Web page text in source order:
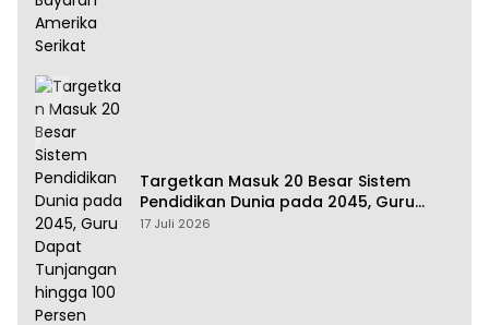
Targetkan Masuk 20 Besar Sistem
Pendidikan Dunia pada 2045, Guru
Dapat Tunjangan hingga 100 Persen
17 Juli 2026